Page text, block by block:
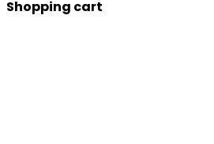
Shopping cart